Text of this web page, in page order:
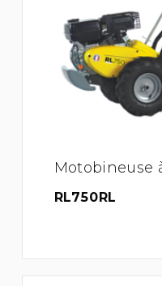
Motobineuse
RL750RL